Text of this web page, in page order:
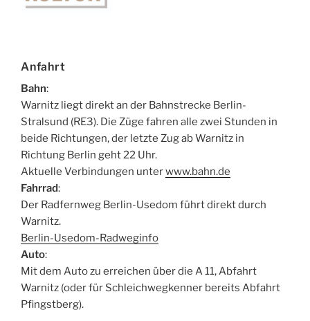
Anfahrt
Bahn:
Warnitz liegt direkt an der Bahnstrecke Berlin-
Stralsund (RE3). Die Züge fahren alle zwei Stunden in
beide Richtungen, der letzte Zug ab Warnitz in
Richtung Berlin geht 22 Uhr.
Aktuelle Verbindungen unterwww.bahn.de
Fahrrad:
Der Radfernweg Berlin-Usedom führt direkt durch
Warnitz.
Berlin-Usedom-Radweginfo
Auto:
Mit dem Auto zu erreichen über die A 11, Abfahrt
Warnitz (oder für Schleichwegkenner bereits Abfahrt
Pfingstberg).